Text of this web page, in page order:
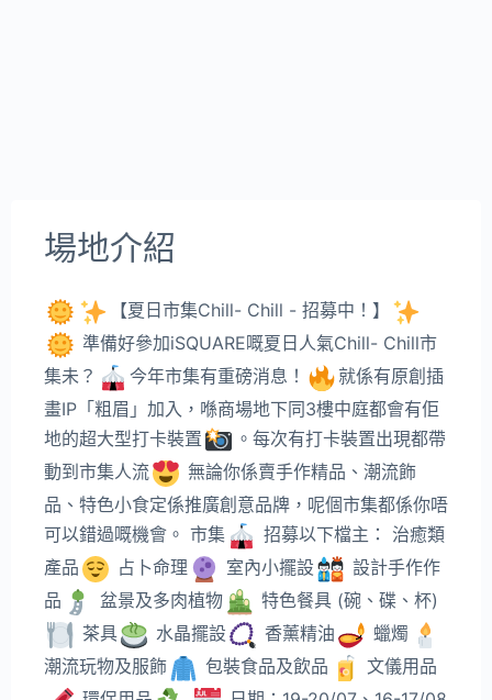
場地介紹
【夏日市集Chill- Chill - 招募中！】
準備好參加iSQUARE嘅夏日人氣Chill- Chill市
集未？
今年市集有重磅消息！
就係有原創插
畫IP「粗眉」加入，喺商場地下同3樓中庭都會有佢
地的超大型打卡裝置
。每次有打卡裝置出現都帶
動到市集人流
無論你係賣手作精品、潮流飾
品、特色小食定係推廣創意品牌，呢個市集都係你唔
可以錯過嘅機會。 市集
招募以下檔主： 治癒類
產品
占卜命理 室內小擺設
設計手作作
品
盆景及多肉植物
特色餐具 (碗、碟、杯)
茶具
水晶擺設 香薰精油
蠟燭
潮流玩物及服飾
包裝食品及飲品
文儀用品